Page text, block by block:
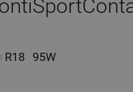
R18 95W